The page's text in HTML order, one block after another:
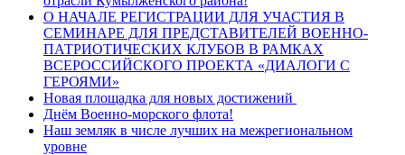
О НАЧАЛЕ РЕГИСТРАЦИИ ДЛЯ УЧАСТИЯ В
СЕМИНАРЕ ДЛЯ ПРЕДСТАВИТЕЛЕЙ ВОЕННО-
ПАТРИОТИЧЕСКИХ КЛУБОВ В РАМКАХ
ВСЕРОССИЙСКОГО ПРОЕКТА «ДИАЛОГИ С
ГЕРОЯМИ»
Новая площадка для новых достижений
Днём Военно-морского флота!
Наш земляк в числе лучших на межрегиональном
уровне